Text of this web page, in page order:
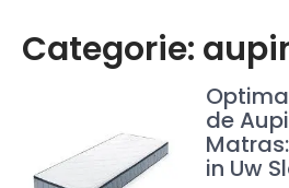
Categorie:
de
in Uw